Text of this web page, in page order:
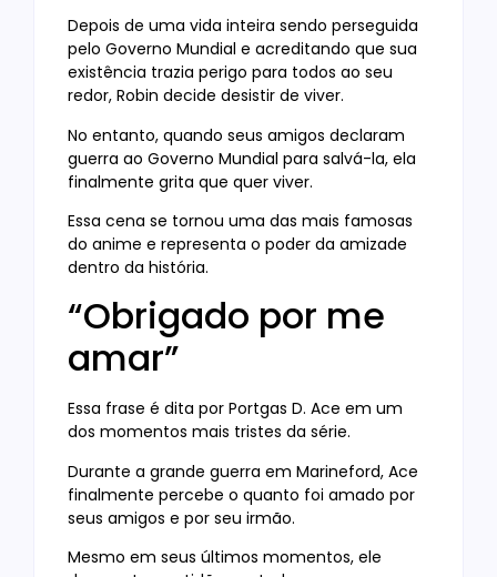
Depois de uma vida inteira sendo perseguida
pelo Governo Mundial e acreditando que sua
existência trazia perigo para todos ao seu
redor, Robin decide desistir de viver.
No entanto, quando seus amigos declaram
guerra ao Governo Mundial para salvá-la, ela
finalmente grita que quer viver.
Essa cena se tornou uma das mais famosas
do anime e representa o poder da amizade
dentro da história.
“Obrigado por me
amar”
Essa frase é dita por Portgas D. Ace em um
dos momentos mais tristes da série.
Durante a grande guerra em Marineford, Ace
finalmente percebe o quanto foi amado por
seus amigos e por seu irmão.
Mesmo em seus últimos momentos, ele